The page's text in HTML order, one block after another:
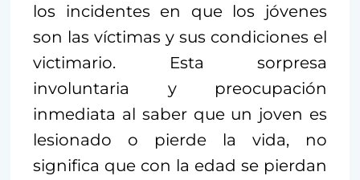
los incidentes en que los jóvenes
son las víctimas y sus condiciones el
victimario. Esta sorpresa
involuntaria y preocupación
inmediata al saber que un joven es
lesionado o pierde la vida, no
significa que con la edad se pierdan